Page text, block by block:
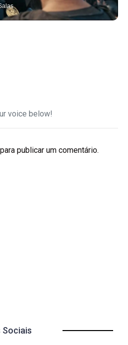
voice below!
para publicar um comentário.
Sociais